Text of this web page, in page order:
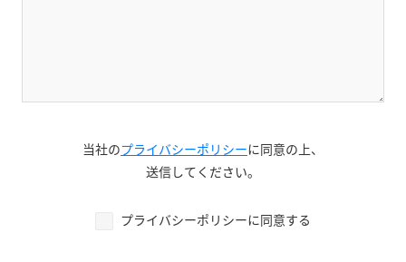
当社のプライバシーポリシーに同意の上、
送信してください。
プライバシーポリシーに同意する